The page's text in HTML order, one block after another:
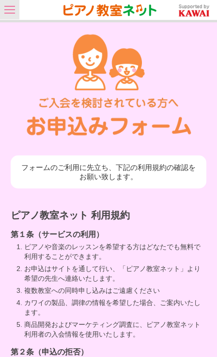
フォームのご利用に先立ち、下記の利用規約の確認を
お願い致します。
ピアノ教室ネット 利用規約
第１条（サービスの利用）
ピアノや音楽のレッスンを希望する方はどなたでも無料で
利用することができます。
お申込はサイトを通して行い、「ピアノ教室ネット」より
希望の先生へ連絡いたします。
複数教室への同時申し込みはご遠慮ください
カワイの製品、調律の情報を希望した場合、ご案内いたし
ます。
商品開発およびマーケティング調査に、ピアノ教室ネット
利用者の入会情報を使用いたします。
第２条（申込の拒否）